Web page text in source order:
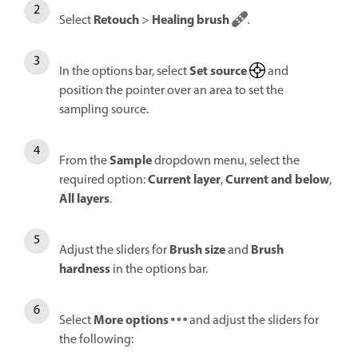
SelectRetouch> Healing brush .
In the options bar, selectSet source
and
position the pointer over an area to set the
sampling source.
From theSampledropdown menu, select the
required option:Current layer,Current and below,
All layers.
Adjust the sliders forBrush sizeand Brush
hardnessin the options bar.
SelectMore options
and adjust the sliders for
the following: